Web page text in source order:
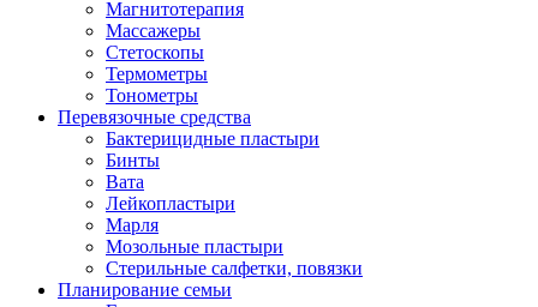
Магнитотерапия
Массажеры
Стетоскопы
Термометры
Тонометры
Перевязочные средства
Бактерицидные пластыри
Бинты
Вата
Лейкопластыри
Марля
Мозольные пластыри
Стерильные салфетки, повязки
Планирование семьи